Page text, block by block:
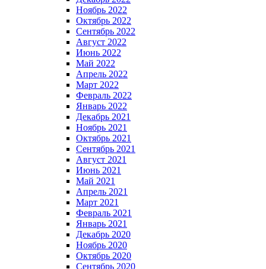
Ноябрь 2022
Октябрь 2022
Сентябрь 2022
Август 2022
Июнь 2022
Май 2022
Апрель 2022
Март 2022
Февраль 2022
Январь 2022
Декабрь 2021
Ноябрь 2021
Октябрь 2021
Сентябрь 2021
Август 2021
Июнь 2021
Май 2021
Апрель 2021
Март 2021
Февраль 2021
Январь 2021
Декабрь 2020
Ноябрь 2020
Октябрь 2020
Сентябрь 2020